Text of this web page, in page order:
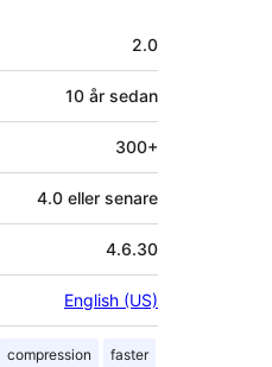
2.0
10 år sedan
300+
4.0 eller senare
4.6.30
English (US)
compression faster